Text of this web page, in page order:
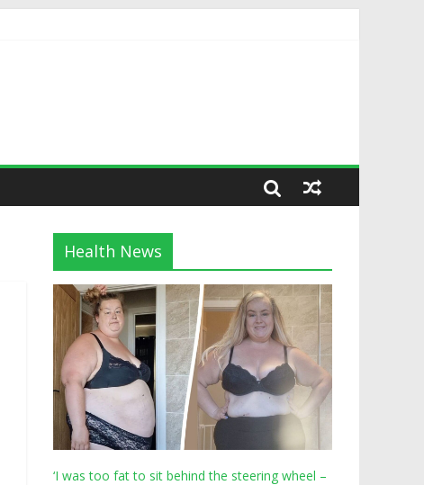
Health News
‘I was too fat to sit behind the steering wheel –